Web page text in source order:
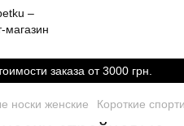
заказа от 3000 грн.
носки женские Короткие